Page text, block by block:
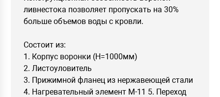
ливнестока позволяет пропускать на 30%
больше объемов воды с кровли.
Состоит из:
1. Корпус воронки (H=1000мм)
2. Листоуловитель
3. Прижимной фланец из нержавеющей стали
4. Нагревательный элемент М-11 5. Переход